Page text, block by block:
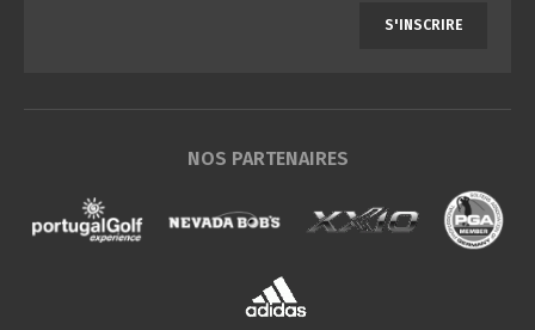
S'INSCRIRE
NOS PARTENAIRES